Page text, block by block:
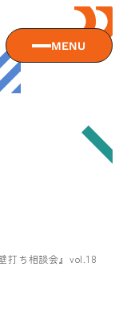
MENU
打ち相談会』vol.18【